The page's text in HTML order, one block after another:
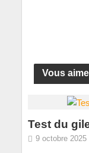
Vous
Test du
9 octobre 2025